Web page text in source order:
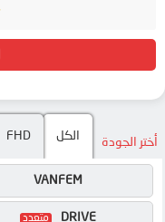
أختر الجودة الكل FHD
VANFEM
DRIVE